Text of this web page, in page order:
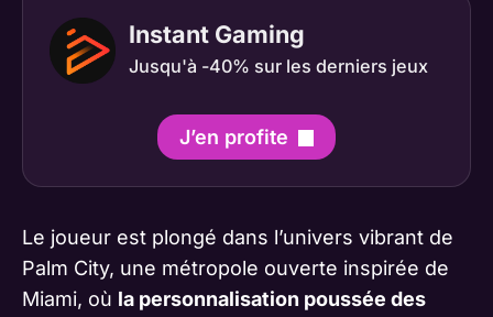
Instant Gaming
Jusqu'à -40% sur les derniers jeux
J’en profite
Le joueur est plongé dans l’univers vibrant de
Palm City, une métropole ouverte inspirée de
Miami, où la personnalisation poussée des